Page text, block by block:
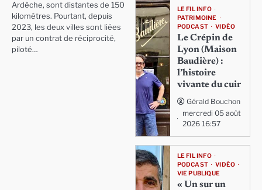
Ardèche, sont distantes de 150
kilomètres. Pourtant, depuis
2023, les deux villes sont liées
par un contrat de réciprocité,
piloté…
LE FIL INFO
PATRIMOINE
PODCAST
VIDÉO
Le Crépin de
Lyon (Maison
Baudière) :
l’histoire
vivante du cuir
Gérald Bouchon
mercredi 05 août
2026 16:57
LE FIL INFO
PODCAST
VIDÉO
VIE PUBLIQUE
« Un sur un